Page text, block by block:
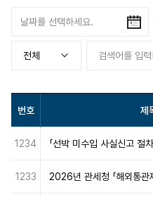
번호 제
1234 「선박 미수입 사실신고 절
1233